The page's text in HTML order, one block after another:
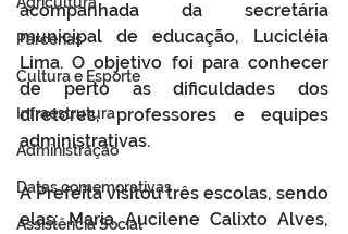
Parcerias
Cultura e Esporte
Infraestrutura
Administração
Datas comemorativas
Assistência Social
acompanhada da secretária
municipal de educação, Lucicléia
Lima. O objetivo foi para conhecer
de perto as dificuldades dos
diretores, professores e equipes
administrativas.
A Prefeita visitou três escolas, sendo
elas: Maria Aucilene Calixto Alves,